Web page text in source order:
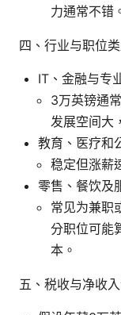
力通常不错
四、行业与职位
IT、金融与专
3万英镑通
发展空间大
教育、医疗和
稳定但涨薪
零售、餐饮及
常见为兼职
分职位可能
本。
五、税收与净收入